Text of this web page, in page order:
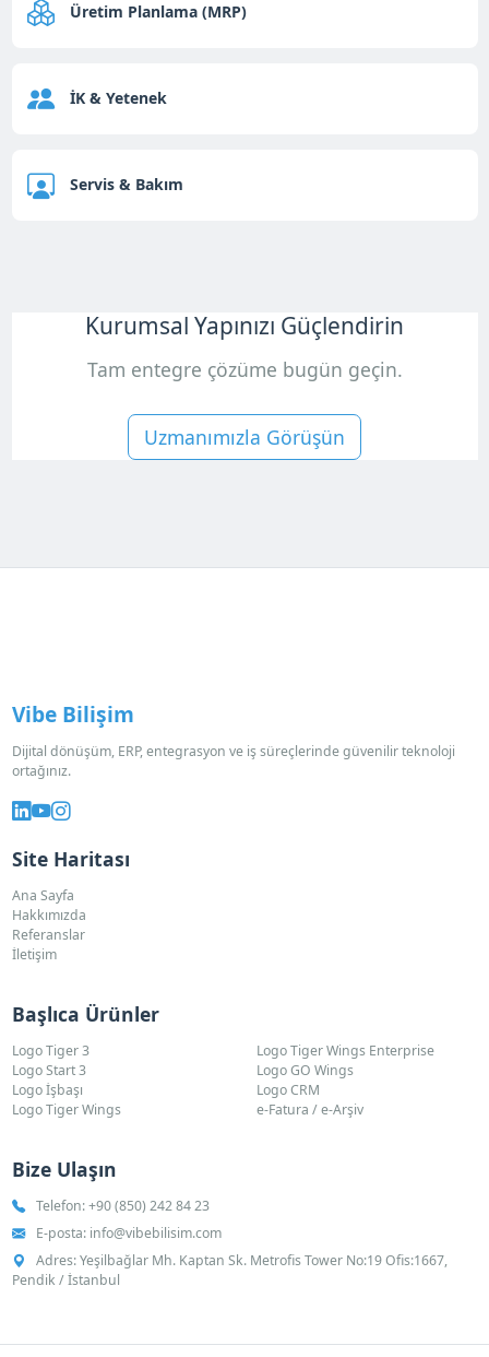
Üretim Planlama (MRP)
İK & Yetenek
Servis & Bakım
Kurumsal Yapınızı Güçlendirin
Tam entegre çözüme bugün geçin.
Uzmanımızla Görüşün
Vibe Bilişim
Dijital dönüşüm, ERP, entegrasyon ve iş süreçlerinde güvenilir teknoloji
ortağınız.
Site Haritası
Ana Sayfa
Hakkımızda
Referanslar
İletişim
Başlıca Ürünler
Logo Tiger 3
Logo Start 3
Logo İşbaşı
Logo Tiger Wings
Logo Tiger Wings Enterprise
Logo GO Wings
Logo CRM
e-Fatura / e-Arşiv
Bize Ulaşın
Telefon:+90 (850) 242 84 23
E-posta: info@vibebilisim.com
Adres: Yeşilbağlar Mh. Kaptan Sk. Metrofis Tower No:19 Ofis:1667,
Pendik / İstanbul